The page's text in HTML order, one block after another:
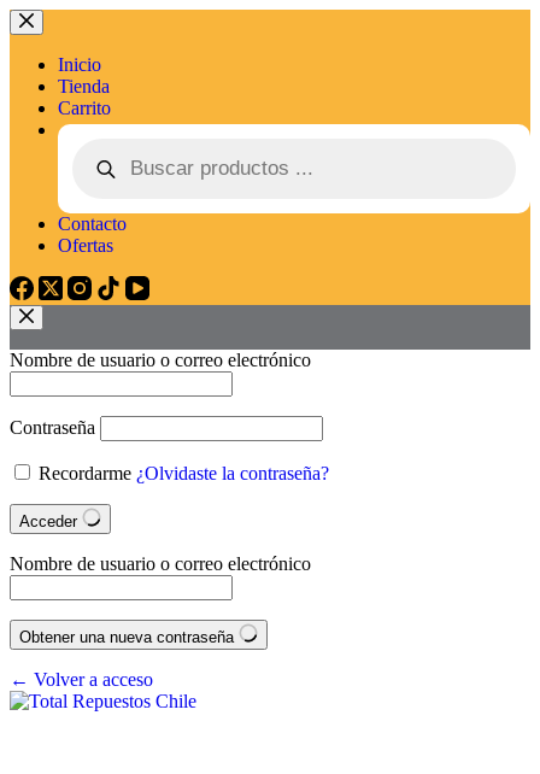
Inicio
Tienda
Carrito
Contacto
Ofertas
Nombre de usuario o correo electrónico
Contraseña
Recordarme ¿Olvidaste la contraseña?
Acceder
Nombre de usuario o correo electrónico
Obtener una nueva contraseña
← Volver a acceso